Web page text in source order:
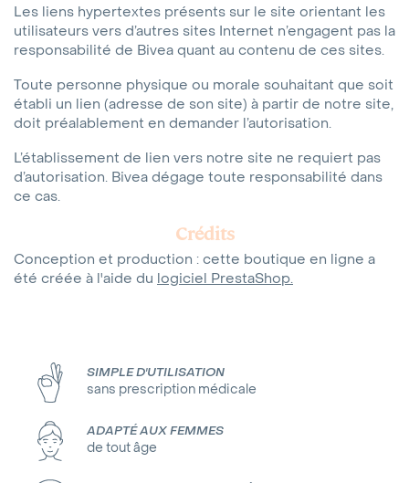
Les liens hypertextes présents sur le site orientant les
utilisateurs vers d’autres sites Internet n’engagent pas la
responsabilité de Bivea quant au contenu de ces sites.
Toute personne physique ou morale souhaitant que soit
établi un lien (adresse de son site) à partir de notre site,
doit préalablement en demander l’autorisation.
L’établissement de lien vers notre site ne requiert pas
d’autorisation. Bivea dégage toute responsabilité dans
ce cas.
Crédits
Conception et production : cette boutique en ligne a
été créée à l'aide du
logiciel PrestaShop.
SIMPLE D'UTILISATION
sans prescription médicale
ADAPTÉ AUX FEMMES
de tout âge